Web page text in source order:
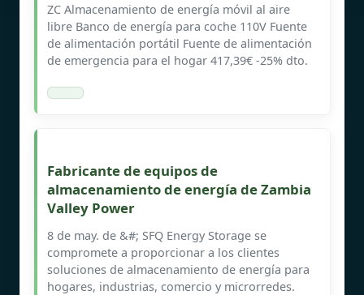
ZC Almacenamiento de energía móvil al aire
libre Banco de energía para coche 110V Fuente
de alimentación portátil Fuente de alimentación
de emergencia para el hogar 417,39€ -25% dto.
Fabricante de equipos de
almacenamiento de energía de Zambia
Valley Power
8 de may. de &#; SFQ Energy Storage se
compromete a proporcionar a los clientes
soluciones de almacenamiento de energía para
hogares, industrias, comercio y microrredes.